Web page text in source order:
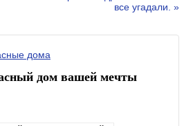
все угадали. »
дом вашей мечты